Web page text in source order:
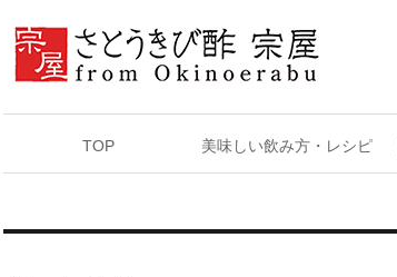
TOP 美味しい飲み方・レシピ